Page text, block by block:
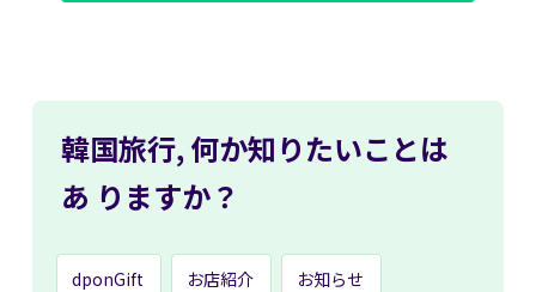
韓国旅行, 何か知りたいことは
あ りますか？
dponGift お店紹介 お知らせ